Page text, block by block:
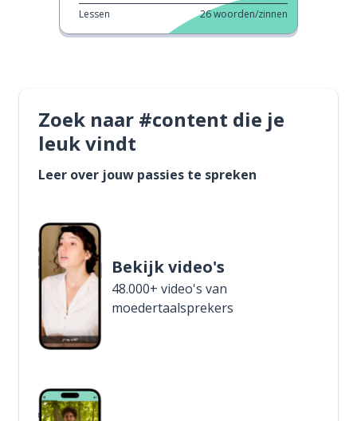
Lessen 26woorden/zinnen
Zoek naar #content die je
leuk vindt
Leer over jouw passies te spreken
Bekijk video's
48.000+ video's van
moedertaalsprekers